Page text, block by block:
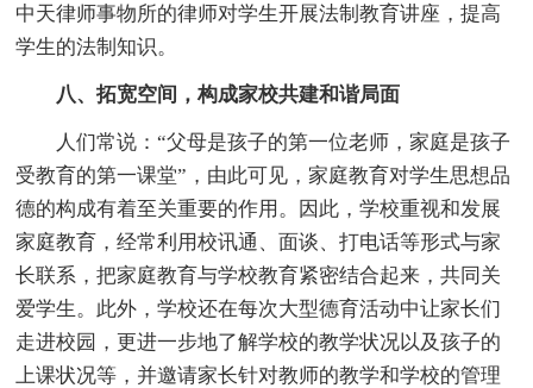
中天律师事物所的律师对学生开展法制教育讲座，提高
学生的法制知识。
八、拓宽空间，构成家校共建和谐局面
人们常说：“父母是孩子的第一位老师，家庭是孩子
受教育的第一课堂”，由此可见，家庭教育对学生思想品
德的构成有着至关重要的作用。因此，学校重视和发展
家庭教育，经常利用校讯通、面谈、打电话等形式与家
长联系，把家庭教育与学校教育紧密结合起来，共同关
爱学生。此外，学校还在每次大型德育活动中让家长们
走进校园，更进一步地了解学校的教学状况以及孩子的
上课状况等，并邀请家长针对教师的教学和学校的管理